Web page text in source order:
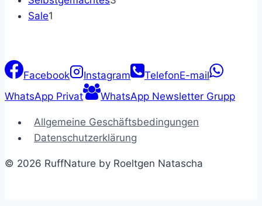
Sale1
Facebook Instagram TelefonE-mail
WhatsApp Privat
WhatsApp Newsletter Grupp
Allgemeine Geschäftsbedingungen
Datenschutzerklärung
© 2026 RuffNature by Roeltgen Natascha